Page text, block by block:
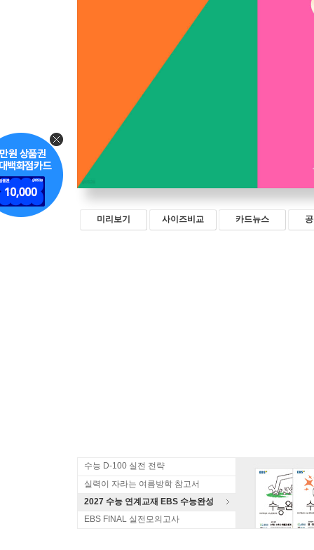
미리보기 사이즈비교 카드뉴스
수능 D-100 실전 전략
실력이 자라는 여름방학 참고서
2027 수능 연계교재 EBS 수능완성
EBS FINAL 실전모의고사